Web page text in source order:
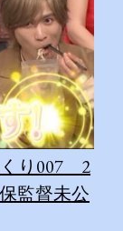
くり007 2
監督未公